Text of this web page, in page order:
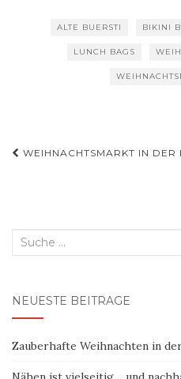
ALTE BUERSTI BIKINI
LUNCH BAGS
WEIHNACHTSMARKT IN DER
Suche
NEUESTE BEITRÄGE
Zauberhafte Weihnachten in